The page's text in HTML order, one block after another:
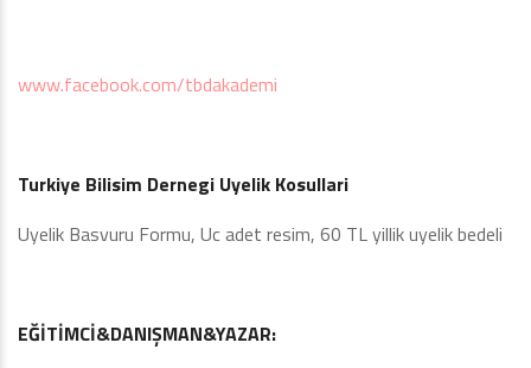
www.facebook.com/tbdakademi
Turkiye Bilisim Dernegi Uyelik Kosullari
Uyelik Basvuru Formu, Uc adet resim, 60 TL yillik uyelik bedeli
EĞİTİMCİ&DANIŞMAN&YAZAR: